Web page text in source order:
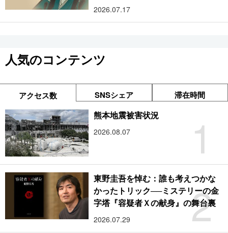
2026.07.17
人気のコンテンツ
アクセス数 SNSシェア 滞在時間
1
熊本地震被害状況
2026.08.07
2
東野圭吾を悼む：誰も考えつかな
かったトリック──ミステリーの金
字塔『容疑者Ｘの献身』の舞台裏
2026.07.29